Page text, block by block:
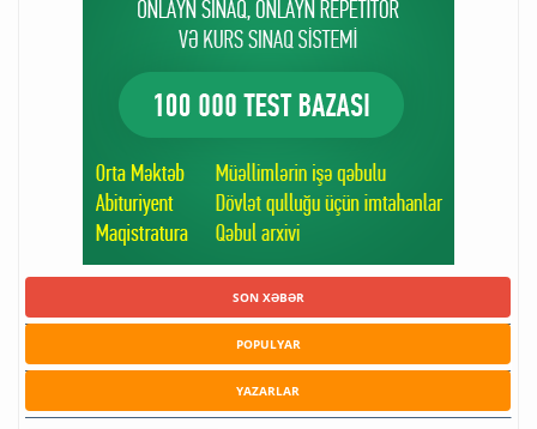
SON XƏBƏR
POPULYAR
YAZARLAR